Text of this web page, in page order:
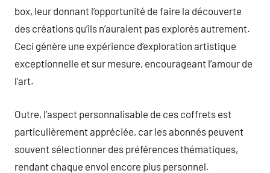
box, leur donnant l’opportunité de faire la découverte
des créations qu’ils n’auraient pas explorés autrement.
Ceci génère une expérience d’exploration artistique
exceptionnelle et sur mesure, encourageant l’amour de
l’art.
Outre, l’aspect personnalisable de ces coffrets est
particulièrement appréciée, car les abonnés peuvent
souvent sélectionner des préférences thématiques,
rendant chaque envoi encore plus personnel.